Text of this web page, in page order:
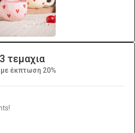
τεμαχια
έκπτωση 20%